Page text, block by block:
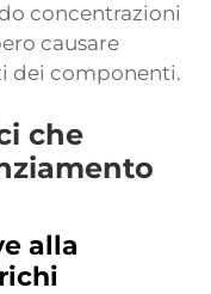
concentrazioni
causare
dei componenti.
che
alla